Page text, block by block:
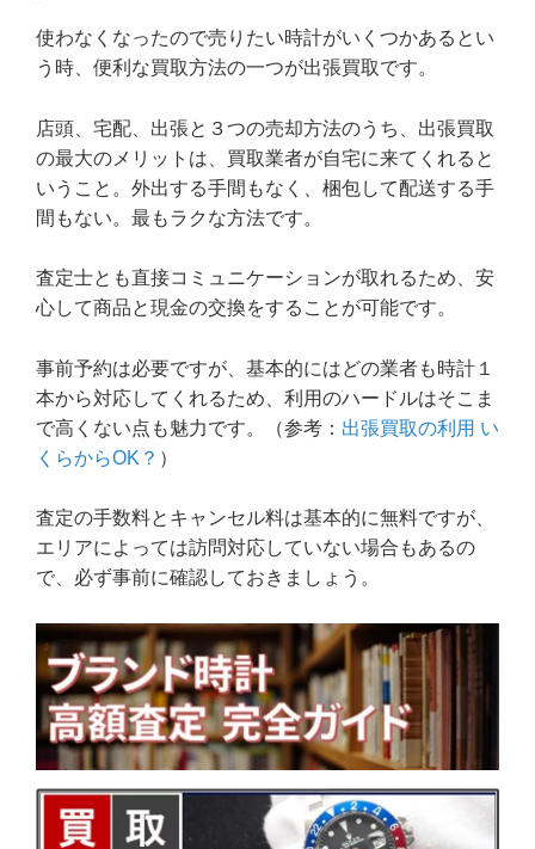
使わなくなったので売りたい時計がいくつかあるとい
う時、便利な買取方法の一つが出張買取です。
店頭、宅配、出張と３つの売却方法のうち、出張買取
の最大のメリットは、買取業者が自宅に来てくれると
いうこと。外出する手間もなく、梱包して配送する手
間もない。最もラクな方法です。
査定士とも直接コミュニケーションが取れるため、安
心して商品と現金の交換をすることが可能です。
事前予約は必要ですが、基本的にはどの業者も時計１
本から対応してくれるため、利用のハードルはそこま
で高くない点も魅力です。（参考： 出張買取の利用 い
くらからOK？ ）
査定の手数料とキャンセル料は基本的に無料ですが、
エリアによっては訪問対応していない場合もあるの
で、必ず事前に確認しておきましょう。